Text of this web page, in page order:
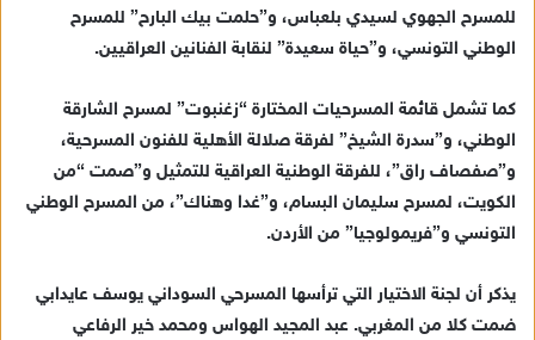
للمسرح الجهوي لسيدي بلعباس، و”حلمت بيك البارح” للمسرح
الوطني التونسي، و”حياة سعيدة” لنقابة الفنانين العراقيين.
كما تشمل قائمة المسرحيات المختارة “زغنبوت” لمسرح الشارقة
الوطني، و”سدرة الشيخ” لفرقة صلالة الأهلية للفنون المسرحية،
و”صفصاف راق”، للفرقة الوطنية العراقية للتمثيل و”صمت “من
الكويت، لمسرح سليمان البسام، و”غدا وهناك”، من المسرح الوطني
التونسي و”فريمولوجيا” من الأردن.
يذكر أن لجنة الاختيار التي ترأسها المسرحي السوداني يوسف عايدابي
ضمت كلا من المغربي. عبد المجيد الهواس ومحمد خير الرفاعي